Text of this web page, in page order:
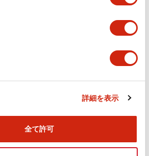
詳細を表示
全て許可
ントロールユニット（2025年6月版）